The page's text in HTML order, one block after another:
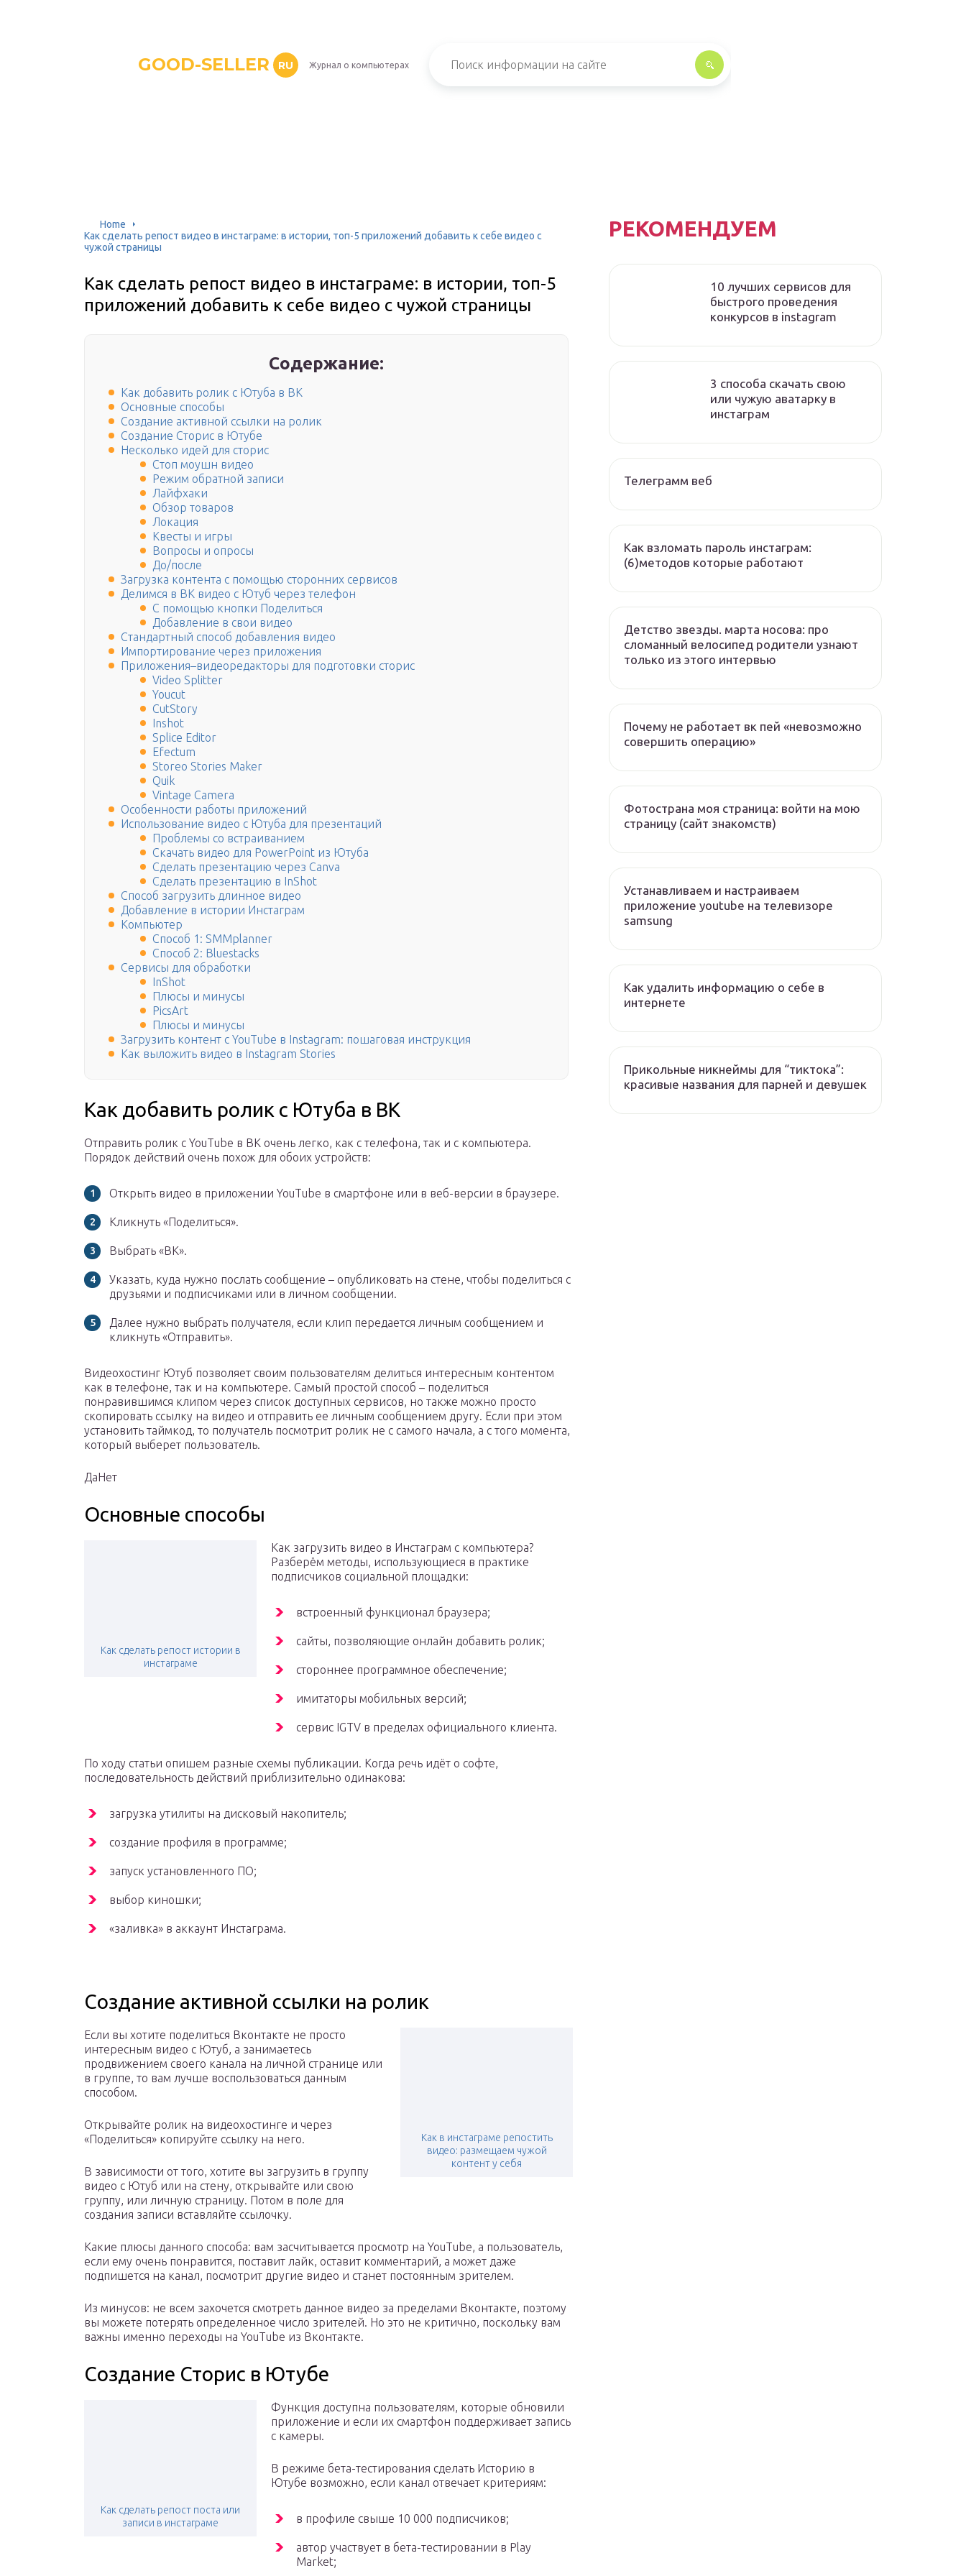
GOOD-SELLER RU Журнал о компьютерах
Home
Как сделать репост видео в инстаграме: в истории, топ-5 приложений добавить к себе видео с
чужой страницы
Как сделать репост видео в инстаграме: в истории, топ-5
приложений добавить к себе видео с чужой страницы
Содержание:
Как добавить ролик с Ютуба в ВК
Основные способы
Создание активной ссылки на ролик
Создание Сторис в Ютубе
Несколько идей для сторис
Стоп моушн видео
Режим обратной записи
Лайфхаки
Обзор товаров
Локация
Квесты и игры
Вопросы и опросы
До/после
Загрузка контента с помощью сторонних сервисов
Делимся в ВК видео с Ютуб через телефон
С помощью кнопки Поделиться
Добавление в свои видео
Стандартный способ добавления видео
Импортирование через приложения
Приложения–видеоредакторы для подготовки сторис
Video Splitter
Youcut
CutStory
Inshot
Splice Editor
Efectum
Storeo Stories Maker
Quik
Vintage Camera
Особенности работы приложений
Использование видео с Ютуба для презентаций
Проблемы со встраиванием
Скачать видео для PowerPoint из Ютуба
Сделать презентацию через Canva
Сделать презентацию в InShot
Способ загрузить длинное видео
Добавление в истории Инстаграм
Компьютер
Способ 1: SMMplanner
Способ 2: Bluestacks
Сервисы для обработки
InShot
Плюсы и минусы
PicsArt
Плюсы и минусы
Загрузить контент с YouTube в Instagram: пошаговая инструкция
Как выложить видео в Instagram Stories
Как добавить ролик с Ютуба в ВК
Отправить ролик с YouTube в ВК очень легко, как с телефона, так и с компьютера.
Порядок действий очень похож для обоих устройств:
Открыть видео в приложении YouTube в смартфоне или в веб-версии в браузере.
Кликнуть «Поделиться».
Выбрать «ВК».
Указать, куда нужно послать сообщение – опубликовать на стене, чтобы поделиться с
друзьями и подписчиками или в личном сообщении.
Далее нужно выбрать получателя, если клип передается личным сообщением и
кликнуть «Отправить».
Видеохостинг Ютуб позволяет своим пользователям делиться интересным контентом
как в телефоне, так и на компьютере. Самый простой способ – поделиться
понравившимся клипом через список доступных сервисов, но также можно просто
скопировать ссылку на видео и отправить ее личным сообщением другу. Если при этом
установить таймкод, то получатель посмотрит ролик не с самого начала, а с того момента,
который выберет пользователь.
ДаНет
Основные способы
Как сделать репост истории в
инстаграме
Как загрузить видео в Инстаграм с компьютера?
Разберём методы, использующиеся в практике
подписчиков социальной площадки:
встроенный функционал браузера;
сайты, позволяющие онлайн добавить ролик;
стороннее программное обеспечение;
имитаторы мобильных версий;
сервис IGTV в пределах официального клиента.
По ходу статьи опишем разные схемы публикации. Когда речь идёт о софте,
последовательность действий приблизительно одинакова:
загрузка утилиты на дисковый накопитель;
создание профиля в программе;
запуск установленного ПО;
выбор киношки;
«заливка» в аккаунт Инстаграма.
Создание активной ссылки на ролик
Как в инстаграме репостить
видео: размещаем чужой
контент у себя
Если вы хотите поделиться Вконтакте не просто
интересным видео с Ютуб, а занимаетесь
продвижением своего канала на личной странице или
в группе, то вам лучше воспользоваться данным
способом.
Открывайте ролик на видеохостинге и через
«Поделиться» копируйте ссылку на него.
В зависимости от того, хотите вы загрузить в группу
видео с Ютуб или на стену, открывайте или свою
группу, или личную страницу. Потом в поле для
создания записи вставляйте ссылочку.
Какие плюсы данного способа: вам засчитывается просмотр на YouTube, а пользователь,
если ему очень понравится, поставит лайк, оставит комментарий, а может даже
подпишется на канал, посмотрит другие видео и станет постоянным зрителем.
Из минусов: не всем захочется смотреть данное видео за пределами Вконтакте, поэтому
вы можете потерять определенное число зрителей. Но это не критично, поскольку вам
важны именно переходы на YouTube из Вконтакте.
Создание Сторис в Ютубе
Как сделать репост поста или
записи в инстаграме
Функция доступна пользователям, которые обновили
приложение и если их смартфон поддерживает запись
с камеры.
В режиме бета-тестирования сделать Историю в
Ютубе возможно, если канал отвечает критериям:
в профиле свыше 10 000 подписчиков;
автор участвует в бета-тестировании в Play
Market;
РЕКОМЕНДУЕМ
10 лучших сервисов для
быстрого проведения
конкурсов в instagram
3 способа скачать свою
или чужую аватарку в
инстаграм
Телеграмм веб
Как взломать пароль инстаграм:
(6)методов которые работают
Детство звезды. марта носова: про
сломанный велосипед родители узнают
только из этого интервью
Почему не работает вк пей «невозможно
совершить операцию»
Фотострана моя страница: войти на мою
страницу (сайт знакомств)
Устанавливаем и настраиваем
приложение youtube на телевизоре
samsung
Как удалить информацию о себе в
интернете
Прикольные никнеймы для “тиктока”:
красивые названия для парней и девушек